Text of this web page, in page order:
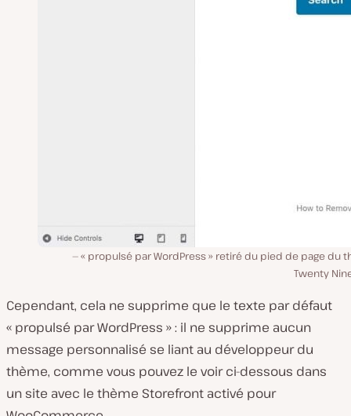
« propulsé par WordPress » retiré du pied de page du
Twenty
Cependant, cela ne supprime que le texte par défaut
« propulsé par WordPress » : il ne supprime aucun
message personnalisé se liant au développeur du
thème, comme vous pouvez le voir ci-dessous dans
un site avec le thème Storefront activé pour